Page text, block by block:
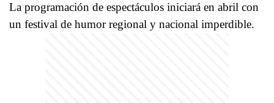
La programación de espectáculos iniciará en abril con
un festival de humor regional y nacional imperdible.